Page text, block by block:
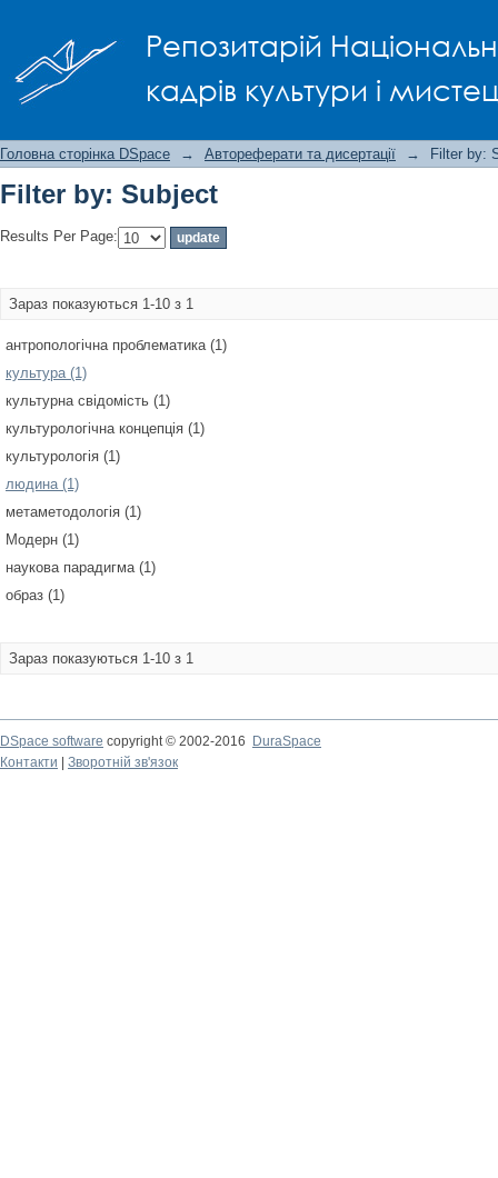
Репозитарій
кадрів культури і
Головна сторінка DSpace → Автореферати та дисертації → Filter by:
Filter by: Subject
Results Per Page:
Зараз показуються 1-10 з 1
антропологічна проблематика (1)
культура (1)
культурна свідомість (1)
культурологічна концепція (1)
культурологія (1)
людина (1)
метаметодологія (1)
Модерн (1)
наукова парадигма (1)
образ (1)
Зараз показуються 1-10 з 1
DSpace software copyright © 2002-2016
DuraSpace
Контакти
Зворотній зв'язок